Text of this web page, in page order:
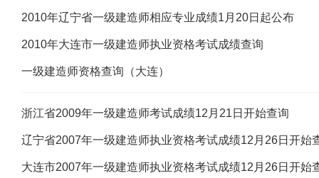
2010年辽宁省一级建造师相应专业成绩1月20日起公布
2010年大连市一级建造师执业资格考试成绩查询
一级建造师资格查询（大连）
浙江省2009年一级建造师考试成绩12月21日开始查询
辽宁省2007年一级建造师执业资格考试成绩12月26日开始
大连市2007年一级建造师执业资格考试成绩12月26日开始